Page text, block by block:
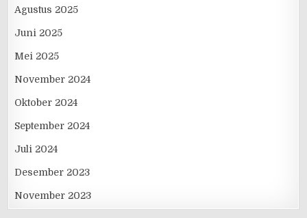
Agustus 2025
Juni 2025
Mei 2025
November 2024
Oktober 2024
September 2024
Juli 2024
Desember 2023
November 2023